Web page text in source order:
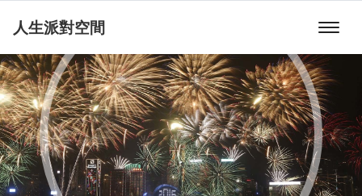
人生派對空間